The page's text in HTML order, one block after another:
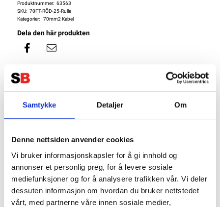
Samtykke Detaljer Om
Denne nettsiden anvender cookies
Vi bruker informasjonskapsler for å gi innhold og
annonser et personlig preg, for å levere sosiale
mediefunksjoner og for å analysere trafikken vår. Vi deler
dessuten informasjon om hvordan du bruker nettstedet
vårt, med partnerne våre innen sosiale medier,
Produktnummer: 63563
SKU: 70FT-RÖD-25-Rulle
Kategorier:
70mm2 Kabel
Dela den här produkten
Beskrivning
Batterikabel Förtennad 70mm2 - Röd
SKU: 70FT-RÖD-1
Logga In För Att Se Priset